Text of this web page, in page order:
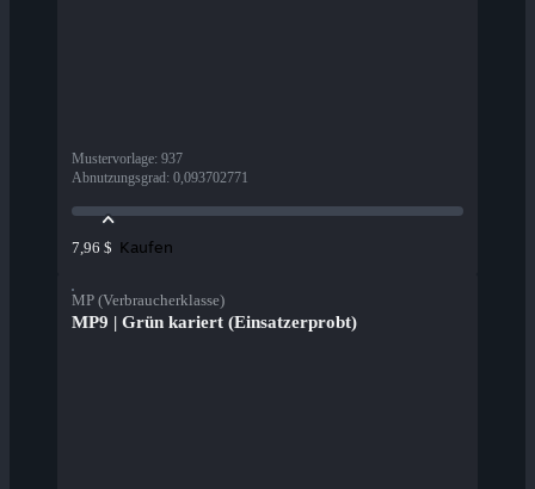
Mustervorlage: 937
Abnutzungsgrad: 0,093702771
7,96 $ Kaufen
MP (Verbraucherklasse)
MP9 | Grün kariert (Einsatzerprobt)